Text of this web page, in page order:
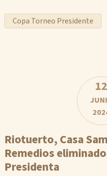
Copa Torneo Presidente
12
Riotuerto, Casa
Remedios
Presidenta